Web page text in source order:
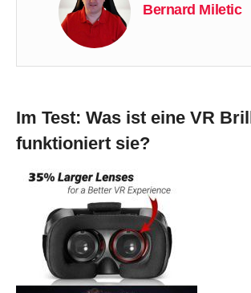
Bernard Miletic
Im Test: Was ist eine VR
funktioniert sie?